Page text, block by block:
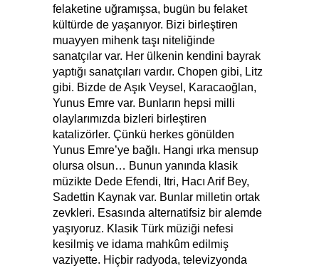
felaketine uğramışsa, bugün bu felaket
kültürde de yaşanıyor. Bizi birleştiren
muayyen mihenk taşı niteliğinde
sanatçılar var. Her ülkenin kendini bayrak
yaptığı sanatçıları vardır. Chopen gibi, Litz
gibi. Bizde de Aşık Veysel, Karacaoğlan,
Yunus Emre var. Bunların hepsi milli
olaylarımızda bizleri birleştiren
katalizörler. Çünkü herkes gönülden
Yunus Emre’ye bağlı. Hangi ırka mensup
olursa olsun… Bunun yanında klasik
müzikte Dede Efendi, Itri, Hacı Arif Bey,
Sadettin Kaynak var. Bunlar milletin ortak
zevkleri. Esasında alternatifsiz bir alemde
yaşıyoruz. Klasik Türk müziği nefesi
kesilmiş ve idama mahkûm edilmiş
vaziyette. Hiçbir radyoda, televizyonda